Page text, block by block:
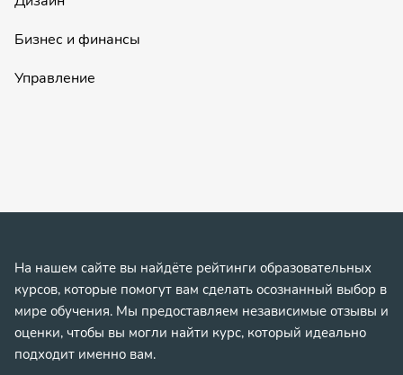
Бизнес и финансы
Управление
На нашем сайте вы найдёте рейтинги образовательных
курсов, которые помогут вам сделать осознанный выбор в
мире обучения. Мы предоставляем независимые отзывы и
оценки, чтобы вы могли найти курс, который идеально
подходит именно вам.